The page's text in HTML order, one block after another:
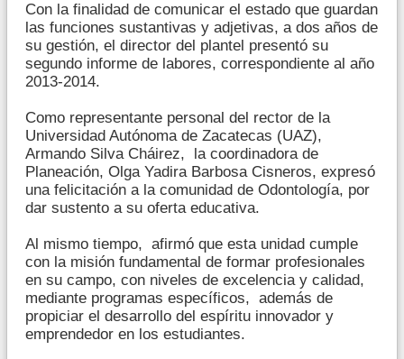
Con la finalidad de comunicar el estado que guardan
las funciones sustantivas y adjetivas, a dos años de
su gestión, el director del plantel presentó su
segundo informe de labores, correspondiente al año
2013-2014.
Como representante personal del rector de la
Universidad Autónoma de Zacatecas (UAZ),
Armando Silva Cháirez, la coordinadora de
Planeación, Olga Yadira Barbosa Cisneros, expresó
una felicitación a la comunidad de Odontología, por
dar sustento a su oferta educativa.
Al mismo tiempo, afirmó que esta unidad cumple
con la misión fundamental de formar profesionales
en su campo, con niveles de excelencia y calidad,
mediante programas específicos, además de
propiciar el desarrollo del espíritu innovador y
emprendedor en los estudiantes.